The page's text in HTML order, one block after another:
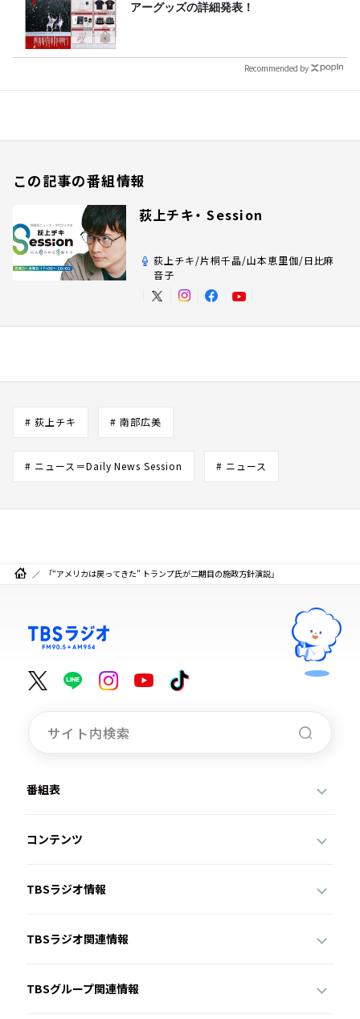
アーグッズの詳細発表！
Recommended by
この記事の番組情報
荻上チキ・ Session
荻上チキ/片桐千晶/山本恵里伽/日比麻
音子
# 荻上チキ # 南部広美
# ニュース＝Daily News Session # ニュース
「“アメリカは戻ってきた” トランプ氏が二期目の施政方針演説」
番組表
コンテンツ
TBSラジオ情報
TBSラジオ関連情報
TBSグループ関連情報